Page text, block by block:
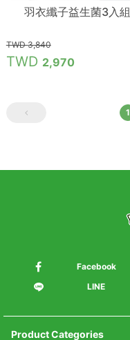
羽衣纖子益生菌3入組
3,840
2,970
1
Facebook
LINE
Product Categories